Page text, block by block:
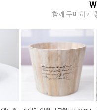
함께 구매하기